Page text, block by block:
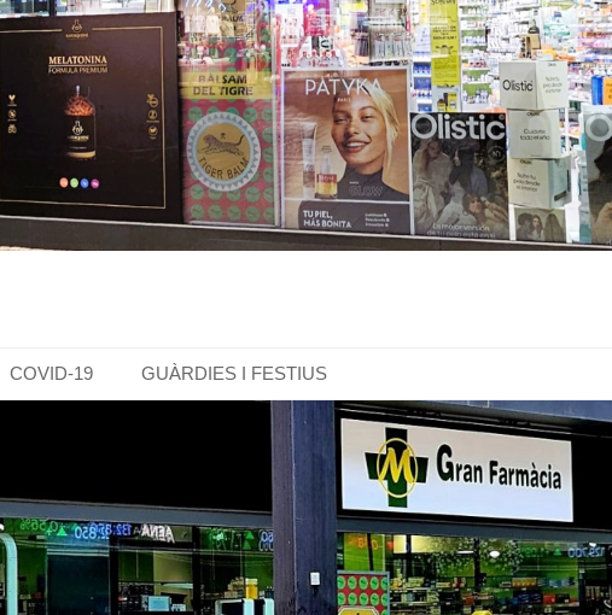
COVID-19 GUÀRDIES I FESTIUS